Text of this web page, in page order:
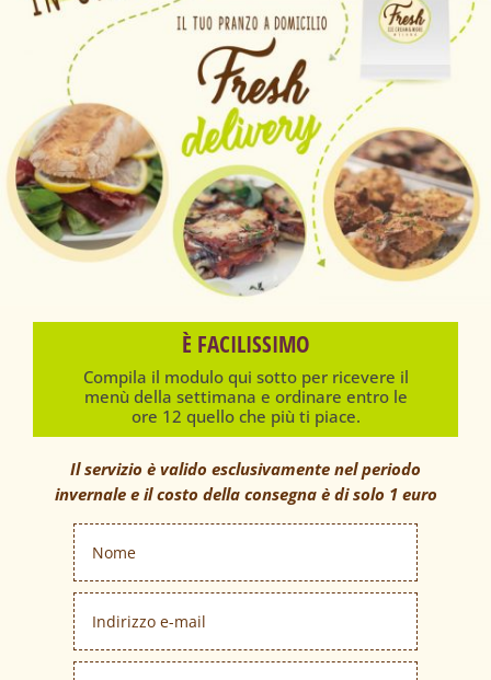
È FACILISSIMO
Compila il modulo qui sotto per ricevere il
menù della settimana e ordinare entro le
ore 12 quello che più ti piace.
Il servizio è valido esclusivamente nel periodo
invernale e il costo della consegna è di solo 1 euro